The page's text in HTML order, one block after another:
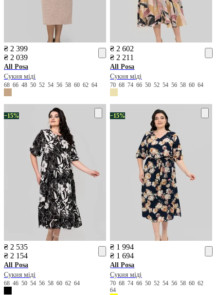
₴ 2 399
₴ 2 039
All Posa
Сукня міді
68 66 48 50 52 54 56 58 60 62 64
₴ 2 602
₴ 2 211
All Posa
Сукня міді
7068746650525456586064
−15%
₴ 2 535
₴ 2 154
All Posa
Сукня міді
68 46 50 54 56 58 60 62 64
−15%
₴ 1 994
₴ 1 694
All Posa
Сукня міді
7068746650525456586062
64